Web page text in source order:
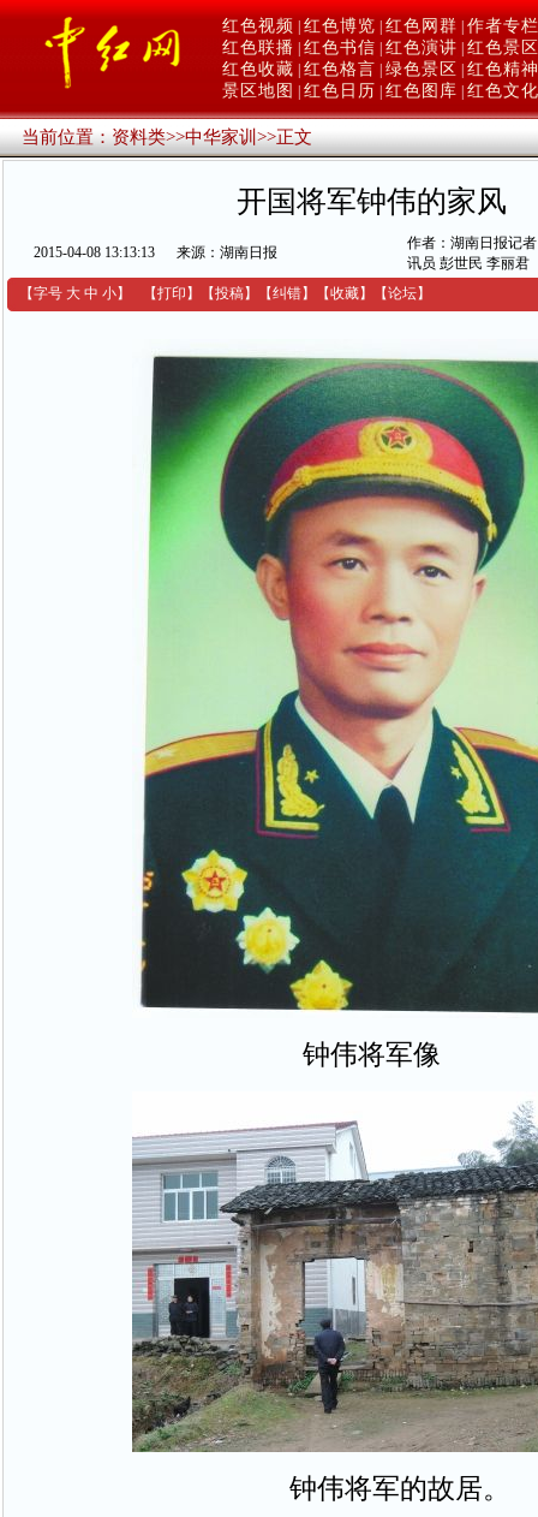
红色视频 红色博览 红色网群 作者专栏
红色联播 红色书信 红色演讲 红色景区
红色收藏 红色格言 绿色景区
红色精神
景区地图
红色日历 红色图库 红色文化
当前位置：资料类>>中华家训>>正文
开国将军钟伟的家风
2015-04-08 13:13:13 来源：湖南日报
作者：湖南日报记
讯员 彭世民 李丽君
【字号 大 中 小】 【打印 】 【投稿】 【纠错】 【收藏】 【论坛】
钟伟将军像
钟伟将军的故居。